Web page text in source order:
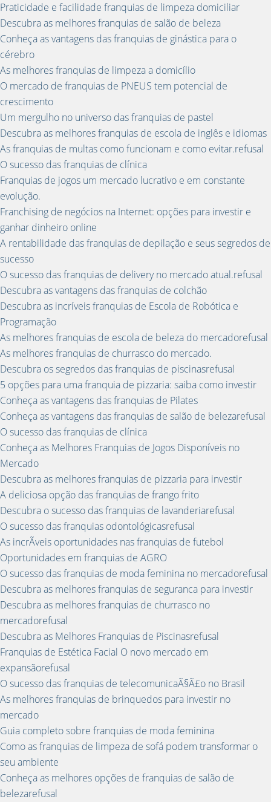
Praticidade e facilidade franquias de limpeza domiciliar
Descubra as melhores franquias de salão de beleza
Conheça as vantagens das franquias de ginástica para o
cérebro
As melhores franquias de limpeza a domicílio
O mercado de franquias de PNEUS tem potencial de
crescimento
Um mergulho no universo das franquias de pastel
Descubra as melhores franquias de escola de inglês e idiomas
As franquias de multas como funcionam e como evitar.refusal
O sucesso das franquias de clínica
Franquias de jogos um mercado lucrativo e em constante
evolução.
Franchising de negócios na Internet: opções para investir e
ganhar dinheiro online
A rentabilidade das franquias de depilação e seus segredos de
sucesso
O sucesso das franquias de delivery no mercado atual.refusal
Descubra as vantagens das franquias de colchão
Descubra as incríveis franquias de Escola de Robótica e
Programação
As melhores franquias de escola de beleza do mercadorefusal
As melhores franquias de churrasco do mercado.
Descubra os segredos das franquias de piscinasrefusal
5 opções para uma franquia de pizzaria: saiba como investir
Conheça as vantagens das franquias de Pilates
Conheça as vantagens das franquias de salão de belezarefusal
O sucesso das franquias de clínica
Conheça as Melhores Franquias de Jogos Disponíveis no
Mercado
Descubra as melhores franquias de pizzaria para investir
A deliciosa opção das franquias de frango frito
Descubra o sucesso das franquias de lavanderiarefusal
O sucesso das franquias odontológicasrefusal
As incrÃ­veis oportunidades nas franquias de futebol
Oportunidades em franquias de AGRO
O sucesso das franquias de moda feminina no mercadorefusal
Descubra as melhores franquias de seguranca para investir
Descubra as melhores franquias de churrasco no
mercadorefusal
Descubra as Melhores Franquias de Piscinasrefusal
Franquias de Estética Facial O novo mercado em
expansãorefusal
O sucesso das franquias de telecomunicaÃ§Ã£o no Brasil
As melhores franquias de brinquedos para investir no
mercado
Guia completo sobre franquias de moda feminina
Como as franquias de limpeza de sofá podem transformar o
seu ambiente
Conheça as melhores opções de franquias de salão de
belezarefusal